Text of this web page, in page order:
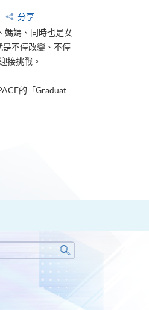
分享
媽媽、同時也是女
是不停改變、不停
接挑戰。
的「Graduat...
搜
尋